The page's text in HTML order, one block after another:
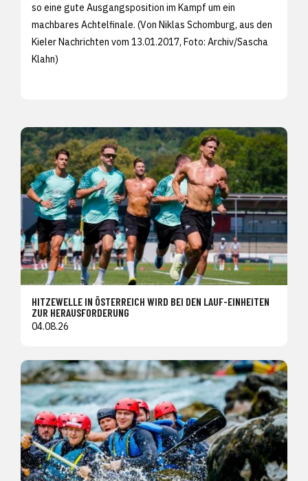
so eine gute Ausgangsposition im Kampf um ein
machbares Achtelfinale. (Von Niklas Schomburg, aus den
Kieler Nachrichten vom 13.01.2017, Foto: Archiv/Sascha
Klahn)
HITZEWELLE IN ÖSTERREICH WIRD BEI DEN LAUF-EINHEITEN
ZUR HERAUSFORDERUNG
04.08.26